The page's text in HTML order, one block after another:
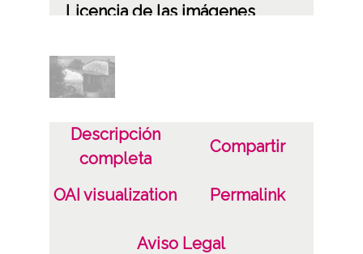
Licencia de las imágenes
Descripción
completa
Compartir
OAI visualization Permalink
Aviso Legal